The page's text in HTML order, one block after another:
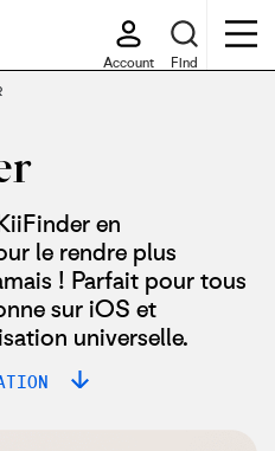
Account Find
en
le rendre plus
! Parfait pour tous
sur iOS et
universelle.